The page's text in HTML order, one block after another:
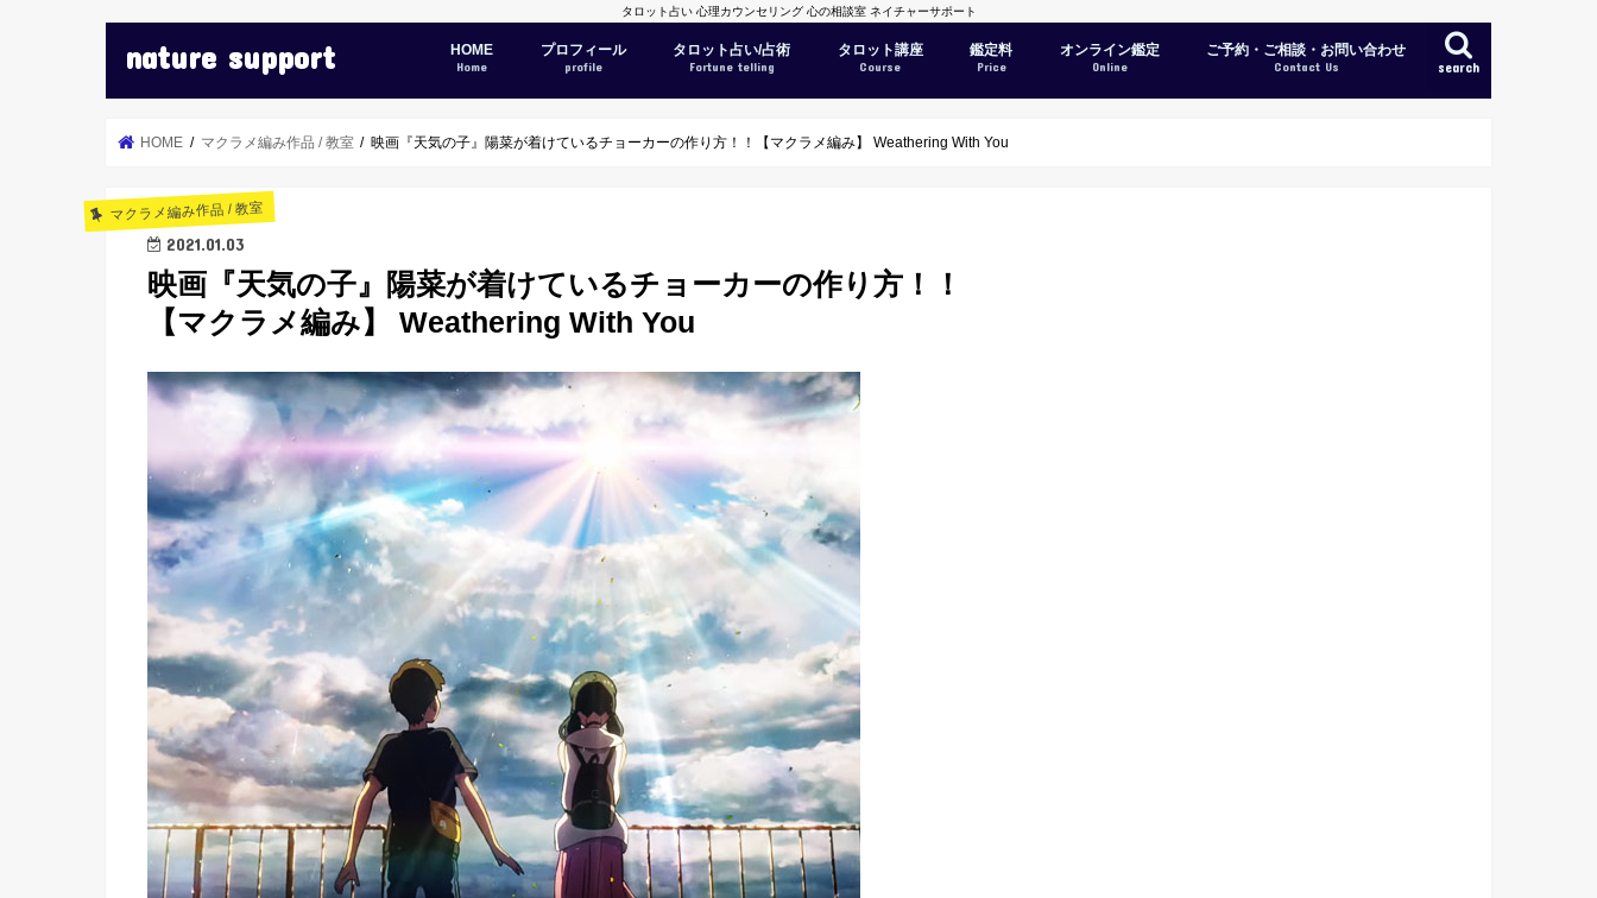
タロット占い 心理カウンセリング 心の相談室 ネイチャーサポート
nature support search
HOME
Home
プロフィール
profile
タロット占い/占術
Fortune telling
タロット講座
Course
鑑定料
Price
オンライン鑑定
Online
ご予約・ご相談・お問い合わせ
Contact Us
HOME マクラメ編み作品 / 教室 映画『天気の子』陽菜が着けているチョーカーの作り方！！【マクラメ編み】 Weathering With You
マクラメ編み作品 / 教室
2021.01.03
映画『天気の子』陽菜が着けているチョーカーの作り方！！
【マクラメ編み】 Weathering With You